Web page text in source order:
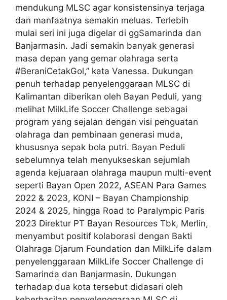
mendukung MLSC agar konsistensinya terjaga
dan manfaatnya semakin meluas. Terlebih
mulai seri ini juga digelar di ggSamarinda dan
Banjarmasin. Jadi semakin banyak generasi
masa depan yang gemar olahraga serta
#BeraniCetakGol,” kata Vanessa. Dukungan
penuh terhadap penyelenggaraan MLSC di
Kalimantan diberikan oleh Bayan Peduli, yang
melihat MilkLife Soccer Challenge sebagai
program yang sejalan dengan visi penguatan
olahraga dan pembinaan generasi muda,
khususnya sepak bola putri. Bayan Peduli
sebelumnya telah menyukseskan sejumlah
agenda kejuaraan olahraga maupun multi-event
seperti Bayan Open 2022, ASEAN Para Games
2022 & 2023, KONI – Bayan Championship
2024 & 2025, hingga Road to Paralympic Paris
2023 Direktur PT Bayan Resources Tbk, Merlin,
menyambut positif kolaborasi dengan Bakti
Olahraga Djarum Foundation dan MilkLife dalam
penyelenggaraan MilkLife Soccer Challenge di
Samarinda dan Banjarmasin. Dukungan
terhadap dua kota tersebut didasari oleh